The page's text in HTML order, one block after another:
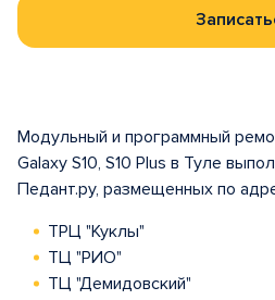
Модульный и программный
Galaxy S10, S10 Plus в Туле
Педант.ру, размещенных по
ТРЦ "Куклы"
ТЦ "РИО"
ТЦ "Демидовский"